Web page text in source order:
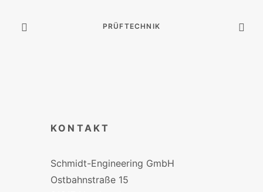
PRÜFTECHNIK
KONTAKT
Schmidt-Engineering GmbH
Ostbahnstraße 15